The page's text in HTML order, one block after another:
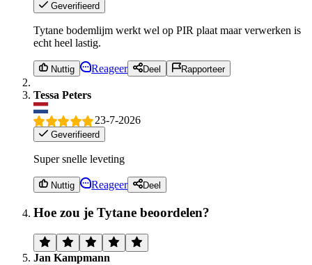
Geverifieerd
Tytane bodemlijm werkt wel op PIR plaat maar verwerken is
echt heel lastig.
Nuttig Reageer Deel Rapporteer
Tessa Peters
23-7-2026
Geverifieerd
Super snelle leveting
Nuttig Reageer Deel
Hoe zou je Tytane beoordelen?
Jan Kampmann